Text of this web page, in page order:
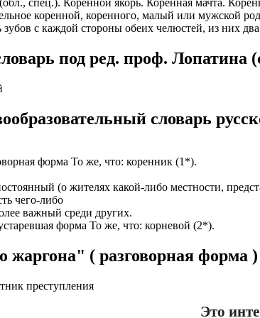
подробная консультация, оформление
от работодателя > оформление визы > отправка >
трудоустройству за рубежом № 20118251359
ДИСТАНЦИОННОЕ ОФОРМЛЕНИЕ ИЗ
дополнительные предложения по отправке в
за границей
за рубежом
ПРЕДСТАВИТЕЛЯ
документы при передаче и консультировать
банка на телефон), за что получают
но приветствуется на следующих позициях:
менеджер по продажам.
как Сбербанк, Газпром, Альфа-Банк,
Банк.
Евросеть, Мегафон, Связной, СДЭК, ПЭК и
спец.). Коренной якорь. Коренная мачта.
коренной, коренного, малый или мужской
зубов с каждой стороны обеих челюстей, из них
под ред. проф. Лопатина
словарь
форма То же, что: коренник (1*).
(о жителях какой-либо местности,
чего-либо
важный среди других.
форма То же, что: корневой (2*).
жаргона" ( разговорная форма )
пpеступления
Это